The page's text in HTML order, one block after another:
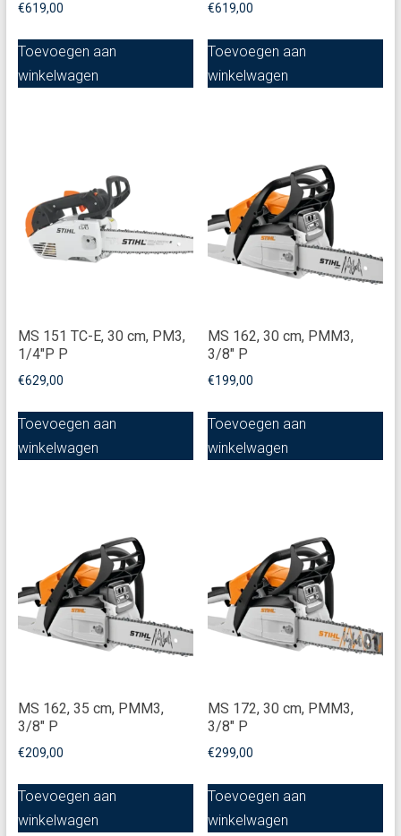
€619,00
Toevoegen aan
winkelwagen
€619,00
Toevoegen aan
winkelwagen
MS 151 TC-E, 30 cm, PM3,
1/4"P P
€629,00
Toevoegen aan
winkelwagen
MS 162, 30 cm, PMM3,
3/8" P
€199,00
Toevoegen aan
winkelwagen
MS 162, 35 cm, PMM3,
3/8" P
€209,00
Toevoegen aan
winkelwagen
MS 172, 30 cm, PMM3,
3/8" P
€299,00
Toevoegen aan
winkelwagen